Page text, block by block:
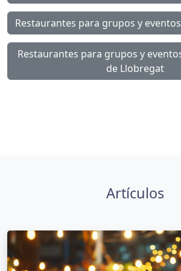
Restaurantes para grupos y
Restaurantes para grupos y
de Llobregat
Artículos